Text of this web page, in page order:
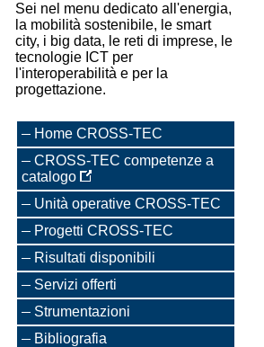
Sei nel menu dedicato all'energia,
la mobilità sostenibile, le smart
city, i big data, le reti di imprese, le
tecnologie ICT per
l'interoperabilità e per la
progettazione.
Home CROSS-TEC
CROSS-TEC competenze a
catalogo
Unità operative CROSS-TEC
Progetti CROSS-TEC
Risultati disponibili
Servizi offerti
Strumentazioni
Bibliografia